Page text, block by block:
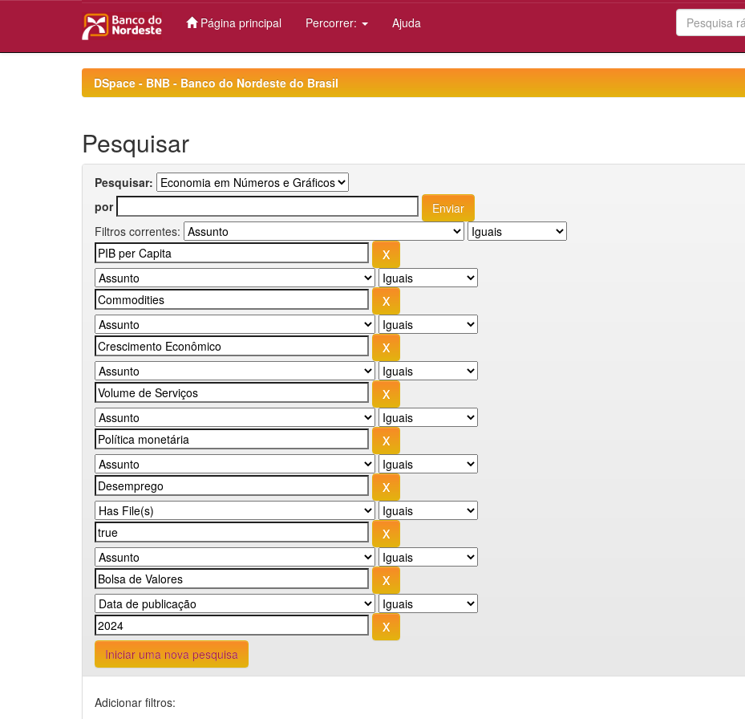
Página principal Percorrer: Ajuda
DSpace - BNB - Banco do Nordeste do Brasil
Pesquisar
Pesquisar:
por
Filtros correntes:
Iniciar uma nova pesquisa
Adicionar filtros: